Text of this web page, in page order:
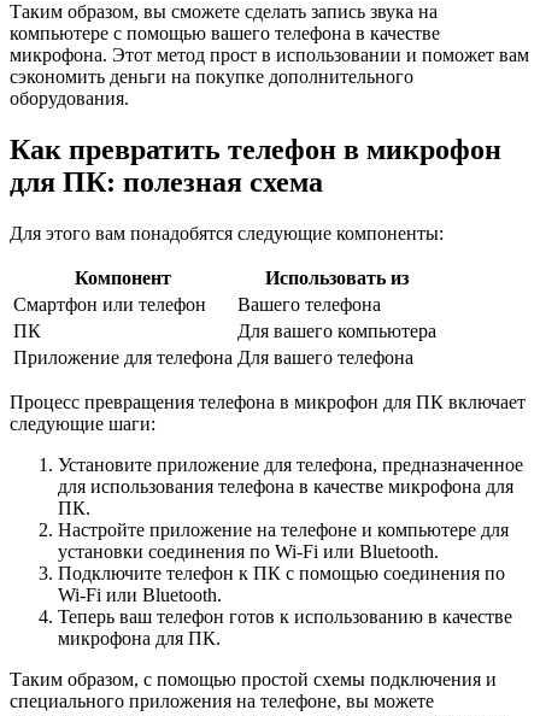
Таким образом, вы сможете сделать запись звука на
компьютере с помощью вашего телефона в качестве
микрофона. Этот метод прост в использовании и поможет вам
сэкономить деньги на покупке дополнительного
оборудования.
Как превратить телефон в микрофон
для ПК: полезная схема
Для этого вам понадобятся следующие компоненты:
Компонент
Использовать из
Смартфон или телефон
Вашего телефона
ПК
Для вашего компьютера
Приложение для телефона Для вашего телефона
Процесс превращения телефона в микрофон для ПК включает
следующие шаги:
Установите приложение для телефона, предназначенное
для использования телефона в качестве микрофона для
ПК.
Настройте приложение на телефоне и компьютере для
установки соединения по Wi-Fi или Bluetooth.
Подключите телефон к ПК с помощью соединения по
Wi-Fi или Bluetooth.
Теперь ваш телефон готов к использованию в качестве
микрофона для ПК.
Таким образом, с помощью простой схемы подключения и
специального приложения на телефоне, вы можете